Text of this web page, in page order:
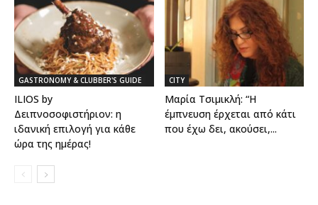
GASTRONOMY & CLUBBER'S GUIDE
ILIOS by
Δειπνοσοφιστήριον: η
ιδανική επιλογή για κάθε
ώρα της ημέρας!
CITY
Μαρία Τσιμικλή: “Η
έμπνευση έρχεται από κάτι
που έχω δει, ακούσει,...